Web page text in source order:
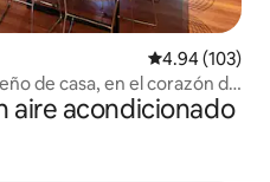
Calificación
4.94 (103)
de casa, en el corazón de
aire acondicionado